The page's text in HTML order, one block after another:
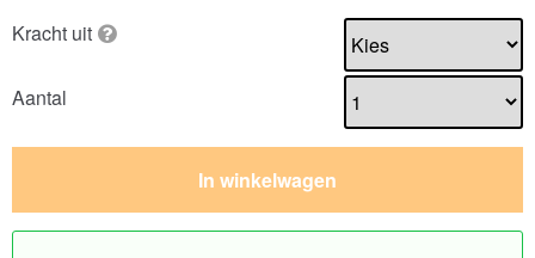
Kracht uit
Aantal
In winkelwagen